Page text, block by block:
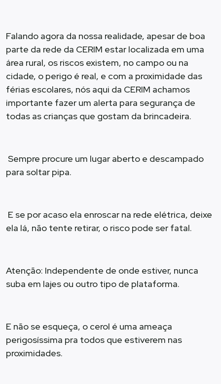
Falando agora da nossa realidade, apesar de boa
parte da rede da CERIM estar localizada em uma
área rural, os riscos existem, no campo ou na
cidade, o perigo é real, e com a proximidade das
férias escolares, nós aqui da CERIM achamos
importante fazer um alerta para segurança de
todas as crianças que gostam da brincadeira.
Sempre procure um lugar aberto e descampado
para soltar pipa.
E se por acaso ela enroscar na rede elétrica, deixe
ela lá, não tente retirar, o risco pode ser fatal.
Atenção: Independente de onde estiver, nunca
suba em lajes ou outro tipo de plataforma.
E não se esqueça, o cerol é uma ameaça
perigosíssima pra todos que estiverem nas
proximidades.